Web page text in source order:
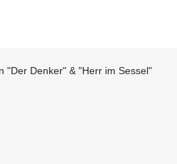
"Der Denker" & "Herr im Sessel"